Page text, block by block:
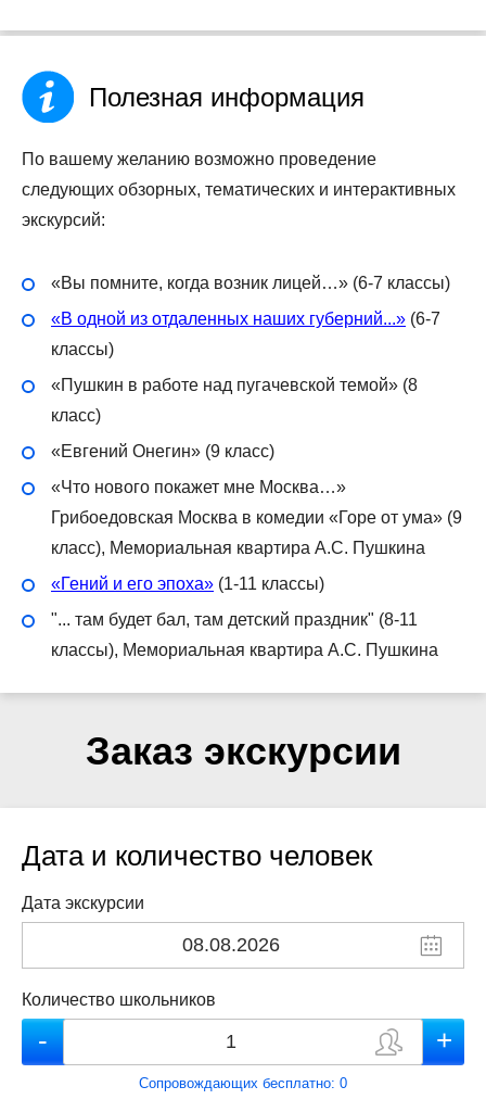
Полезная информация
По вашему желанию возможно проведение
следующих обзорных, тематических и интерактивных
экскурсий:
«Вы помните, когда возник лицей…» (6-7 классы)
«В одной из отдаленных наших губерний...» (6-7
классы)
«Пушкин в работе над пугачевской темой» (8
класс)
«Евгений Онегин» (9 класс)
«Что нового покажет мне Москва…»
Грибоедовская Москва в комедии «Горе от ума» (9
класс), Мемориальная квартира А.С. Пушкина
«Гений и его эпоха» (1-11 классы)
"... там будет бал, там детский праздник" (8-11
классы), Мемориальная квартира А.С. Пушкина
Заказ экскурсии
Дата и количество человек
Дата экскурсии
Количество школьников
Сопровождающих бесплатно: 0